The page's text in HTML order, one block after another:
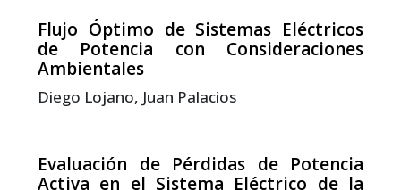
Flujo Óptimo de Sistemas Eléctricos
de Potencia con Consideraciones
Ambientales
Diego Lojano, Juan Palacios
Evaluación de Pérdidas de Potencia
Activa en el Sistema Eléctrico de la